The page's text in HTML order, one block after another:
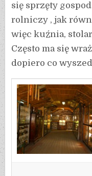
się sprzęty
rolniczy , jak
więc kuźnia,
Często ma się
dopiero co